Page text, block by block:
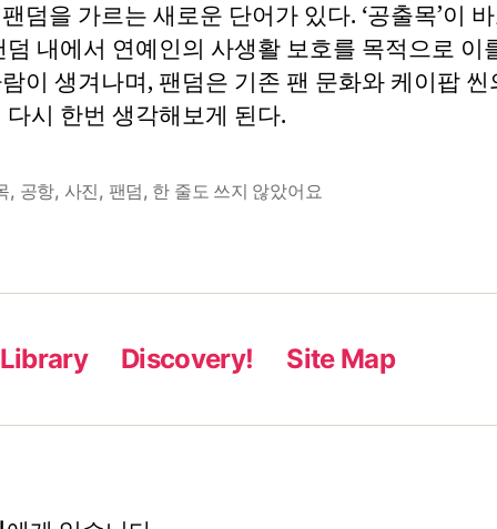
시
나
요
덤을 가르는 새로운 단어가 있다. ‘공출목’이
덤 내에서 연예인의 사생활 보호를 목적으로 이
이 생겨나며, 팬덤은 기존 팬 문화와 케이팝 씬
다시 한번 생각해보게 된다.
, 공항, 사진, 팬덤, 한 줄도 쓰지 않았어요
Library Discovery! Site Map